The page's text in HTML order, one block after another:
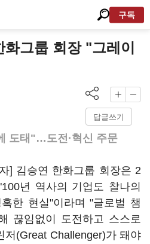
구독
그룹 회장 "그레이
답글쓰기
도태"…도전·혁신 주문
] 김승연 한화그룹 회장은 2
년 역사의 기업도 찰나의
한 현실"이라며 "글로벌 챔
끊임없이 도전하고 스스로
저(Great Challenger)가 돼야